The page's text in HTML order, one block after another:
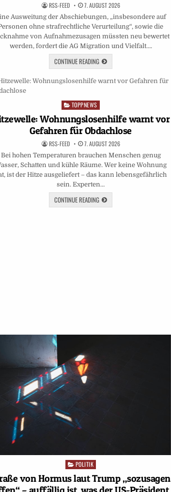
RSS-FEED 7. AUGUST 2026
Ausweitung der Abschiebungen, „insbesondere auf
ohne strafrechtliche Verurteilung“, sowie die
von Aufnahmezusagen müssten neu bewertet
werden, fordert die AG Migration und Vielfalt….
CONTINUE READING
Posted
TOPPNEWS
Wohnungslosenhilfe warnt vor
Gefahren für Obdachlose
RSS-FEED 7. AUGUST 2026
Bei hohen Temperaturen brauchen Menschen genug
Schatten und kühle Räume. Wer keine Wohnung
ist der Hitze ausgeliefert – das kann lebensgefährlich
sein. Experten…
CONTINUE READING
Posted
POLITIK
von Hormus laut Trump „sozusagen